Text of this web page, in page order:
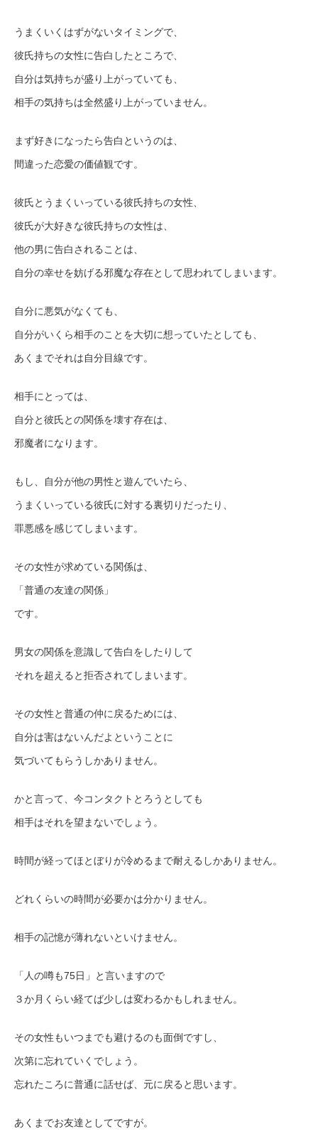
うまくいくはずがないタイミングで、
彼氏持ちの女性に告白したところで、
自分は気持ちが盛り上がっていても、
相手の気持ちは全然盛り上がっていません。
まず好きになったら告白というのは、
間違った恋愛の価値観です。
彼氏とうまくいっている彼氏持ちの女性、
彼氏が大好きな彼氏持ちの女性は、
他の男に告白されることは、
自分の幸せを妨げる邪魔な存在として思われてしまいます。
自分に悪気がなくても、
自分がいくら相手のことを大切に想っていたとしても、
あくまでそれは自分目線です。
相手にとっては、
自分と彼氏との関係を壊す存在は、
邪魔者になります。
もし、自分が他の男性と遊んでいたら、
うまくいっている彼氏に対する裏切りだったり、
罪悪感を感じてしまいます。
その女性が求めている関係は、
「普通の友達の関係」
です。
男女の関係を意識して告白をしたりして
それを超えると拒否されてしまいます。
その女性と普通の仲に戻るためには、
自分は害はないんだよということに
気づいてもらうしかありません。
かと言って、今コンタクトとろうとしても
相手はそれを望まないでしょう。
時間が経ってほとぼりが冷めるまで耐えるしかありません。
どれくらいの時間が必要かは分かりません。
相手の記憶が薄れないといけません。
「人の噂も75日」と言いますので
３か月くらい経てば少しは変わるかもしれません。
その女性もいつまでも避けるのも面倒ですし、
次第に忘れていくでしょう。
忘れたころに普通に話せば、元に戻ると思います。
あくまでお友達としてですが。